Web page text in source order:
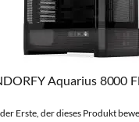
Aquarius 8000
der Erste, der dieses Produkt